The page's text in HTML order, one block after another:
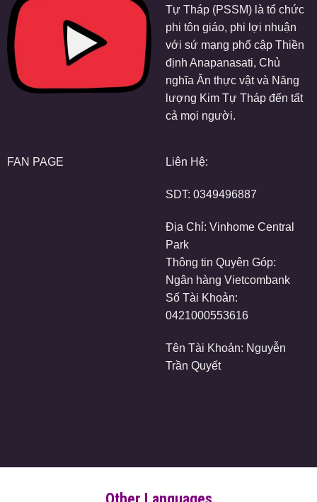
Tự Tháp (PSSM) là tổ chức
phi tôn giáo, phi lợi nhuận
với sứ mạng phổ cập Thiền
định Anapanasati, Chủ
nghĩa Ăn thực vật và Năng
lượng Kim Tự Tháp đến tất
cả mọi người.
FAN PAGE Liên Hệ:
SDT: 0349496887
Địa Chỉ: Vinhome Central
Park
Thông tin Quyên Góp:
Ngân hàng Vietcombank
Số Tài Khoản:
0421000553616
Tên Tài Khoản: Nguyễn
Trần Quyết